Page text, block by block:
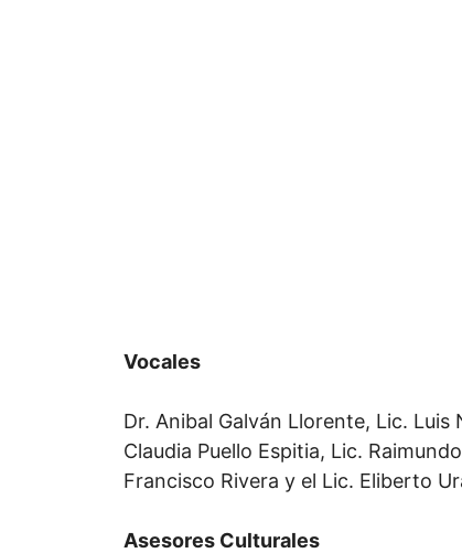
Vocales
Dr. Anibal Galván Llorente, Lic. Luis
Claudia Puello Espitia, Lic.
Francisco Rivera y el Lic. Eliberto
Asesores Culturales